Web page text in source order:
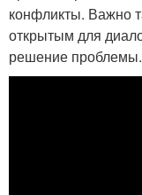
конфликты. Важно
открытым для
решение проблемы.